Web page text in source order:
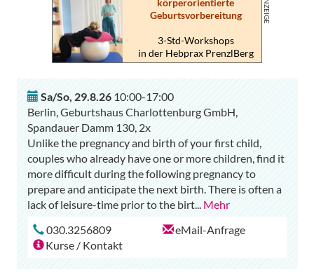
körperorientierte
Geburtsvorbereitung
3-Std-Workshops
in der Hebprax PrenzlBerg
Sa/So, 29.8.26 10:00-17:00
Berlin, Geburtshaus Charlottenburg GmbH,
Spandauer Damm 130, 2x
Unlike the pregnancy and birth of your first child,
couples who already have one or more children, find it
more difficult during the following pregnancy to
prepare and anticipate the next birth. There is often a
lack of leisure-time prior to the birt... Mehr
030.3256809
eMail-Anfrage
Kurse / Kontakt